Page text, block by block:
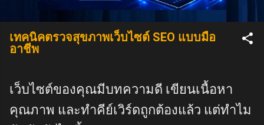
เทคนิคตรวจสุขภาพเว็บไซต์ SEO แบบมือ
อาชีพ
เว็บไซต์ของคุณมีบทความดี เขียนเนื้อหา
คุณภาพ และทำคีย์เวิร์ดถูกต้องแล้ว แต่ทำไม